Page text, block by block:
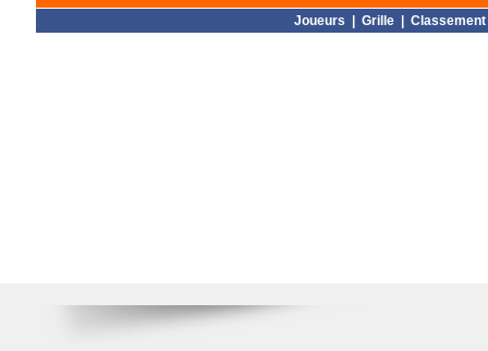
Joueurs Grille Classement